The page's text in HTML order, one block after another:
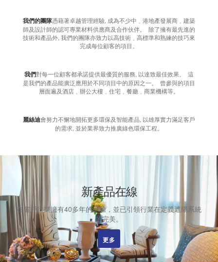
我們的團隊憑藉著卓越管理經驗, 成為不少中﹑港地產發展商﹑建築
師及設計師的認可專業材料供應商及合作伙伴。 除了擁有最先進的
技術和產品外, 我們的團隊亦致力以高技術﹑高標準和熟練的技巧來
完成每位顧客的項目。
我們對每一位顧客都承諾提供最優質的服務, 以達致最佳效果。 這
是我們的產品能廣泛應用於不同項目中的原因之一。 曾參與的項目
層面遍及酒店﹑辦公大樓﹑住宅﹑餐廳﹑商業機構等。
麗絲迪會努力不懈地開拓更多環保及智能產品, 以雄厚實力滿足客戶
的需求, 並於業界致力推廣綠色環保工程。
新產品在線
在窗戶行業擁有40多年的經驗，並已引領行業在定義遮陽系統
的完美。
更多
更多